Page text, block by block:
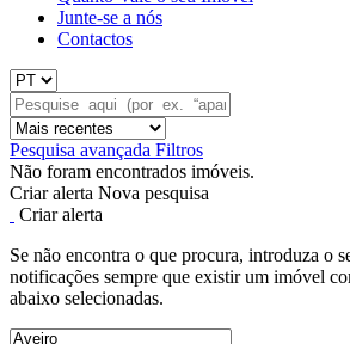
Junte-se a nós
Contactos
Pesquisa avançada Filtros
Não foram encontrados imóveis.
Criar alerta Nova pesquisa
Criar alerta
Se não encontra o que procura, introduza o
notificações sempre que existir um imóvel
abaixo selecionadas.